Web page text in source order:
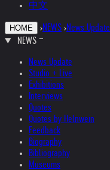
中文
HOME ›NEWS ›News Update
NEWS
News Update
Studio + Live
Exhibitions
Interviews
Quotes
Quotes by Helnwein
Feedback
Biography
Bibliography
Museums